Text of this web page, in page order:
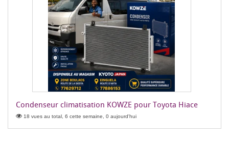
Condenseur climatisation KOWZE pour Toyota Hiace
18 vues au total, 6 cette semaine, 0 aujourd'hui